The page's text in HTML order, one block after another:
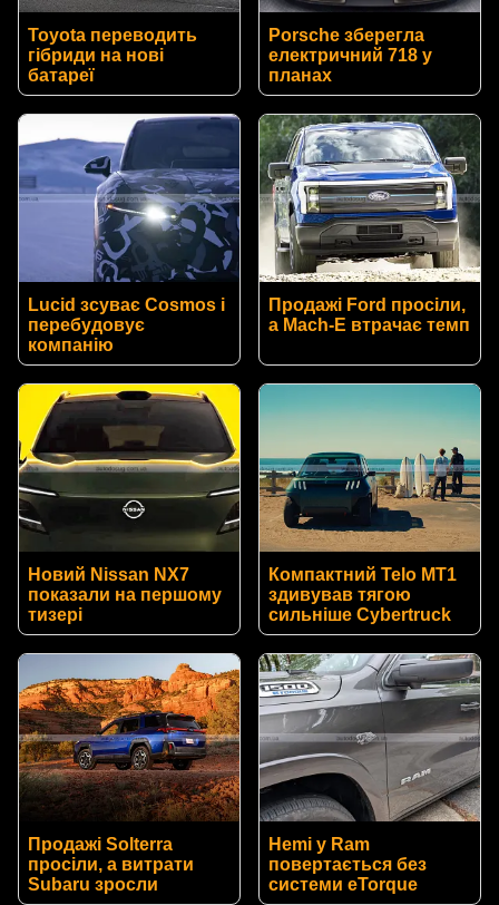
Toyota переводить
гібриди на нові
батареї
Porsche зберегла
електричний 718 у
планах
Lucid зсуває Cosmos і
перебудовує
компанію
Продажі Ford просіли,
а Mach-E втрачає темп
Новий Nissan NX7
показали на першому
тизері
Компактний Telo MT1
здивував тягою
сильніше Cybertruck
Продажі Solterra
просіли, а витрати
Subaru зросли
Hemi у Ram
повертається без
системи eTorque